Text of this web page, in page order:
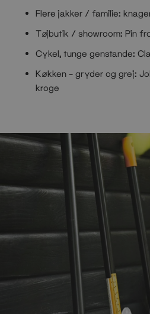
Flere jakker / familie:
Tøjbutik / showroom: Pin
Cykel, tunge genstande:
Køkken – gryder og grej:
kroge